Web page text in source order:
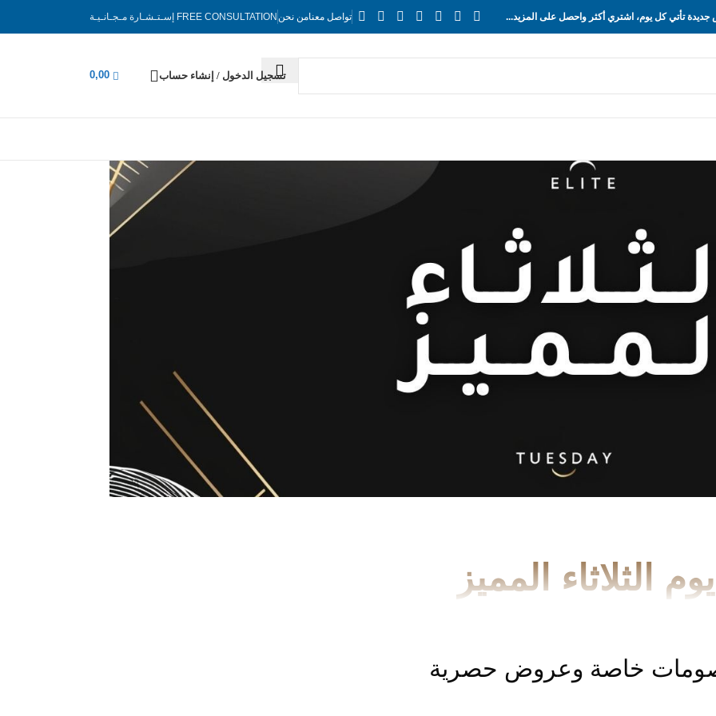
تأتي كل يوم، اشتري أكثر واحصل على المزيد... تواصل معنامن نحن FREE CONSULTATION إسـتـشـارة مـجـانـيـة
تسجيل الدخول / إنشاء حساب 0,00
يوم الثلاثاء المميز
خاصة وعروض حصرية